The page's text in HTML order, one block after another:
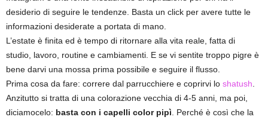
desiderio di seguire le tendenze. Basta un click per avere tutte le
informazioni desiderate a portata di mano.
L’estate è finita ed è tempo di ritornare alla vita reale, fatta di
studio, lavoro, routine e cambiamenti. E se vi sentite troppo pigre è
bene darvi una mossa prima possibile e seguire il flusso.
Prima cosa da fare: correre dal parrucchiere e coprirvi lo shatush
Anzitutto si tratta di una colorazione vecchia di 4-5 anni, ma poi,
diciamocelo: basta con i capelli color pipì . Perché è così che la